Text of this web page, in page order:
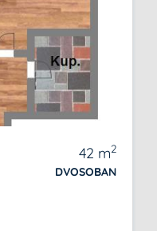
42 m2
DVOSOBAN